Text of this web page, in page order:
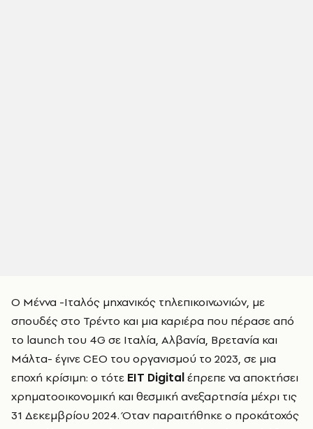
Ο Μέννα -Ιταλός μηχανικός τηλεπικοινωνιών, με
σπουδές στο Τρέντο και μια καριέρα που πέρασε από
το launch του 4G σε Ιταλία, Αλβανία, Βρετανία και
Μάλτα- έγινε CEO του οργανισμού το 2023, σε μια
εποχή κρίσιμη: ο τότε EIT Digitalέπρεπε να αποκτήσει
χρηματοοικονομική και θεσμική ανεξαρτησία μέχρι τις
31 Δεκεμβρίου 2024. Όταν παραιτήθηκε ο προκάτοχός